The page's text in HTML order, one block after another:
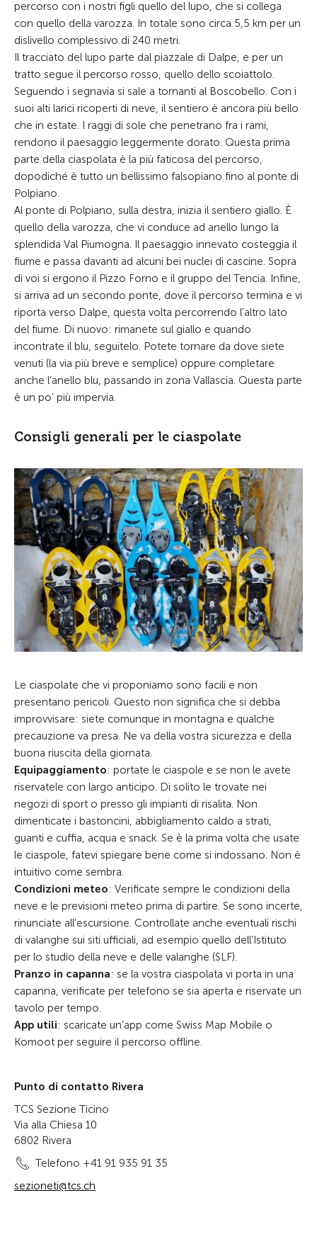
percorso con i nostri figli quello del lupo, che si collega
con quello della varozza. In totale sono circa 5,5 km per un
dislivello complessivo di 240 metri.
Il tracciato del lupo parte dal piazzale di Dalpe, e per un
tratto segue il percorso rosso, quello dello scoiattolo.
Seguendo i segnavia si sale a tornanti al Boscobello. Con i
suoi alti larici ricoperti di neve, il sentiero è ancora più bello
che in estate. I raggi di sole che penetrano fra i rami,
rendono il paesaggio leggermente dorato. Questa prima
parte della ciaspolata è la più faticosa del percorso,
dopodiché è tutto un bellissimo falsopiano fino al ponte di
Polpiano.
Al ponte di Polpiano, sulla destra, inizia il sentiero giallo. È
quello della varozza, che vi conduce ad anello lungo la
splendida Val Piumogna. Il paesaggio innevato costeggia il
fiume e passa davanti ad alcuni bei nuclei di cascine. Sopra
di voi si ergono il Pizzo Forno e il gruppo del Tencia. Infine,
si arriva ad un secondo ponte, dove il percorso termina e vi
riporta verso Dalpe, questa volta percorrendo l’altro lato
del fiume. Di nuovo: rimanete sul giallo e quando
incontrate il blu, seguitelo. Potete tornare da dove siete
venuti (la via più breve e semplice) oppure completare
anche l’anello blu, passando in zona Vallascia. Questa parte
è un po’ più impervia.
Consigli generali per le ciaspolate
Le ciaspolate che vi proponiamo sono facili e non
presentano pericoli. Questo non significa che si debba
improvvisare: siete comunque in montagna e qualche
precauzione va presa. Ne va della vostra sicurezza e della
buona riuscita della giornata.
Equipaggiamento: portate le ciaspole e se non le avete
riservatele con largo anticipo. Di solito le trovate nei
negozi di sport o presso gli impianti di risalita. Non
dimenticate i bastoncini, abbigliamento caldo a strati,
guanti e cuffia, acqua e snack. Se è la prima volta che usate
le ciaspole, fatevi spiegare bene come si indossano. Non è
intuitivo come sembra.
Condizioni meteo: Verificate sempre le condizioni della
neve e le previsioni meteo prima di partire. Se sono incerte,
rinunciate all’escursione. Controllate anche eventuali rischi
di valanghe sui siti ufficiali, ad esempio quello dell’Istituto
per lo studio della neve e delle valanghe (SLF).
Pranzo in capanna: se la vostra ciaspolata vi porta in una
capanna, verificate per telefono se sia aperta e riservate un
tavolo per tempo.
App utili: scaricate un’app come Swiss Map Mobile o
Komoot per seguire il percorso offline.
Punto di contatto Rivera
TCS Sezione Ticino
Via alla Chiesa 10
6802 Rivera
Telefono +41 91 935 91 35
sezioneti@tcs.ch